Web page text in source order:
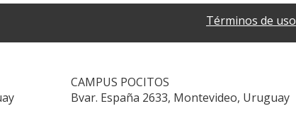
Términos de uso
CAMPUS POCITOS
Bvar. España 2633, Montevideo, Uruguay